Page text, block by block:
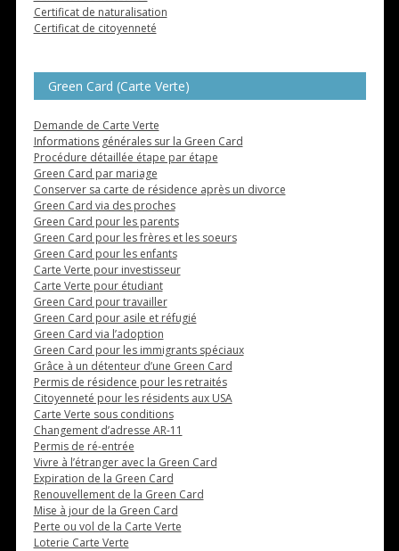
Certificat de naturalisation
Certificat de citoyenneté
Green Card (Carte Verte)
Demande de Carte Verte
Informations générales sur la Green Card
Procédure détaillée étape par étape
Green Card par mariage
Conserver sa carte de résidence après un divorce
Green Card via des proches
Green Card pour les parents
Green Card pour les frères et les soeurs
Green Card pour les enfants
Carte Verte pour investisseur
Carte Verte pour étudiant
Green Card pour travailler
Green Card pour asile et réfugié
Green Card via l’adoption
Green Card pour les immigrants spéciaux
Grâce à un détenteur d’une Green Card
Permis de résidence pour les retraités
Citoyenneté pour les résidents aux USA
Carte Verte sous conditions
Changement d’adresse AR-11
Permis de ré-entrée
Vivre à l’étranger avec la Green Card
Expiration de la Green Card
Renouvellement de la Green Card
Mise à jour de la Green Card
Perte ou vol de la Carte Verte
Loterie Carte Verte